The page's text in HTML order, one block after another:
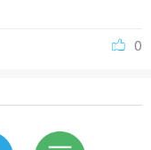
0